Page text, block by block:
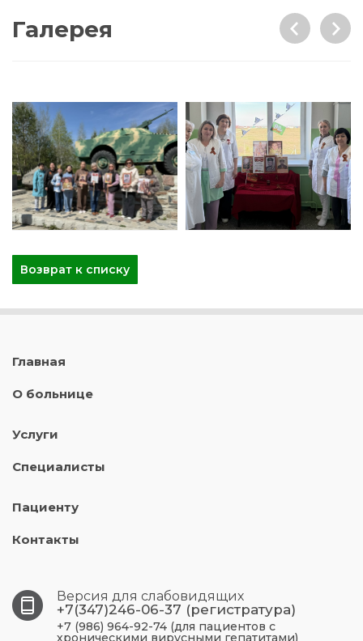
Галерея
Возврат к списку
Главная
О больнице
Услуги
Специалисты
Пациенту
Контакты
Версия для слабовидящих
+7(347)246-06-37 (регистратура)
+7 (986) 964-92-74 (для пациентов с
хроническими вирусными гепатитами)